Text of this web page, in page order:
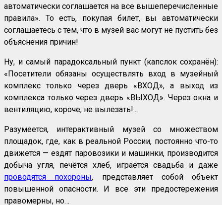
автоматически соглашается на все вышеперечисленные
правила». То есть, покупая билет, вы автоматически
соглашаетесь с тем, что в музей вас могут не пустить без
объяснения причин!
Ну, и самый парадоксальный пункт (капслок сохранён):
«Посетители обязаны осуществлять вход в музейный
комплекс только через дверь «ВХОД», а выход из
комплекса только через дверь «ВЫХОД». Через окна и
вентиляцию, короче, не вылезать!..
Разумеется, интерактивный музей со множеством
площадок, где, как в реальной России, постоянно что-то
движется — ездят паровозики и машинки, производится
добыча угля, печётся хлеб, играется свадьба и даже
проводятся похороны, представляет собой объект
повышенной опасности. И все эти предостережения
правомерны, но…